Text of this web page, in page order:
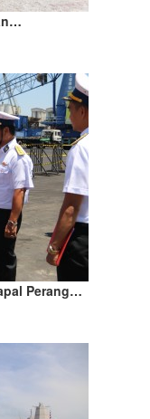
Perang…